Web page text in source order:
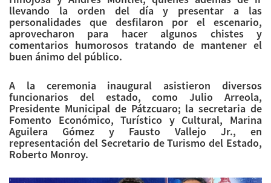
llevando la orden del día y presentar a las
personalidades que desfilaron por el escenario,
aprovecharon para hacer algunos chistes y
comentarios humorosos tratando de mantener el
buen ánimo del público.
A la ceremonia inaugural asistieron diversos
funcionarios del estado, como Julio Arreola,
Presidente Municipal de Pátzcuaro; la secretaria de
Fomento Económico, Turístico y Cultural, Marina
Aguilera Gómez y Fausto Vallejo Jr., en
representación del Secretario de Turismo del Estado,
Roberto Monroy.